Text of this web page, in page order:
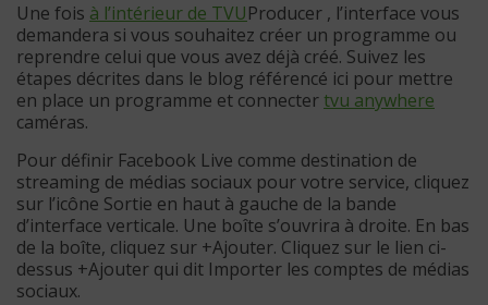
Une fois à l’intérieur de TVUProducer , l’interface vous
demandera si vous souhaitez créer un programme ou
reprendre celui que vous avez déjà créé. Suivez les
étapes décrites dans le blog référencé ici pour mettre
en place un programme et connecter tvu anywhere
caméras.
Pour définir Facebook Live comme destination de
streaming de médias sociaux pour votre service, cliquez
sur l’icône Sortie en haut à gauche de la bande
d’interface verticale. Une boîte s’ouvrira à droite. En bas
de la boîte, cliquez sur +Ajouter. Cliquez sur le lien ci-
dessus +Ajouter qui dit Importer les comptes de médias
sociaux.